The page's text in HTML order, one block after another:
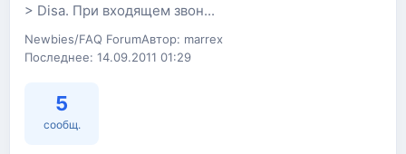
> Disa. При входящем звон...
Newbies/FAQ ForumАвтор: marrex
Последнее: 14.09.2011 01:29
5
сообщ.